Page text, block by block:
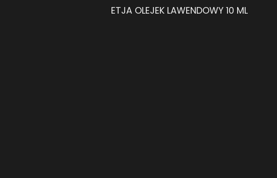
ETJA OLEJEK LAWENDOWY 10 ML